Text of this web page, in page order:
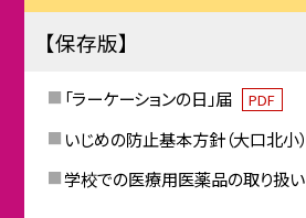
【保存版】
「ラーケーションの日」届 PDF
いじめの防止基本方針（大口北小）
学校での医療用医薬品の取り扱